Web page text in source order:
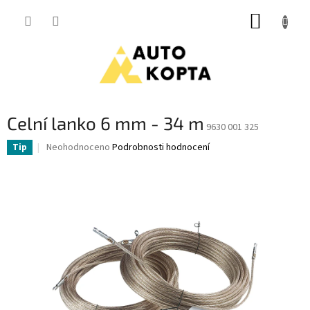
Celní lanko 6 mm - 34 m 9630 001 325
Tip
Průměrné
Neohodnoceno Podrobnosti hodnocení